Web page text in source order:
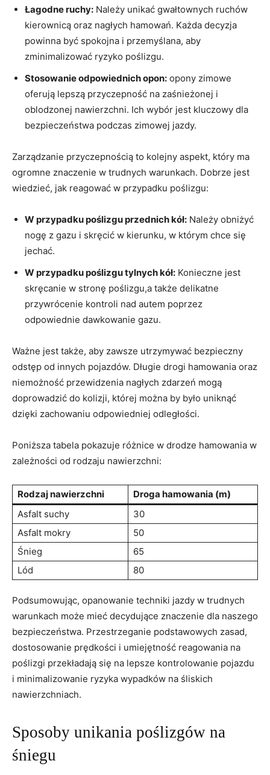
Łagodne ruchy: Należy​ unikać gwałtownych ruchów
kierownicą oraz nagłych hamowań. ⁤Każda decyzja
powinna‌ być spokojna⁣ i przemyślana, aby
zminimalizować ryzyko ‌poślizgu.
Stosowanie odpowiednich opon: opony zimowe
oferują lepszą przyczepność na zaśnieżonej i
oblodzonej nawierzchni. ‌Ich⁤ wybór jest ‌kluczowy⁣ dla
bezpieczeństwa podczas zimowej ⁣jazdy.
Zarządzanie przyczepnością to kolejny aspekt, który ⁤ma
ogromne znaczenie⁤ w trudnych warunkach. Dobrze‍ jest
wiedzieć, jak ‍reagować w przypadku poślizgu:
W przypadku poślizgu przednich kół: Należy obniżyć
nogę z gazu i skręcić w kierunku, w którym chce⁣ się
jechać.
W‍ przypadku poślizgu tylnych kół: Konieczne⁣ jest‌
skręcanie w stronę poślizgu,a także delikatne
przywrócenie kontroli nad⁤ autem poprzez
odpowiednie dawkowanie gazu.
Ważne jest także, aby zawsze ‌utrzymywać bezpieczny
odstęp od ‍innych pojazdów.⁣ Długie drogi hamowania⁤ oraz
niemożność przewidzenia nagłych zdarzeń mogą
doprowadzić do kolizji, której ​można⁣ by było uniknąć⁣
dzięki zachowaniu⁤ odpowiedniej odległości.
Poniższa tabela pokazuje różnice w drodze hamowania w
zależności od rodzaju nawierzchni:
Rodzaj nawierzchni
Droga hamowania (m)
Asfalt suchy
30
Asfalt mokry
50
Śnieg
65
Lód
80
Podsumowując, opanowanie techniki ⁤jazdy w trudnych
warunkach może mieć decydujące znaczenie dla naszego
​bezpieczeństwa. Przestrzeganie podstawowych zasad,
dostosowanie prędkości⁤ i umiejętność reagowania ⁣na
poślizgi‍ przekładają ⁤się na‌ lepsze kontrolowanie pojazdu
i ⁤minimalizowanie ‍ryzyka wypadków na śliskich
nawierzchniach.
Sposoby unikania ‍poślizgów na
śniegu